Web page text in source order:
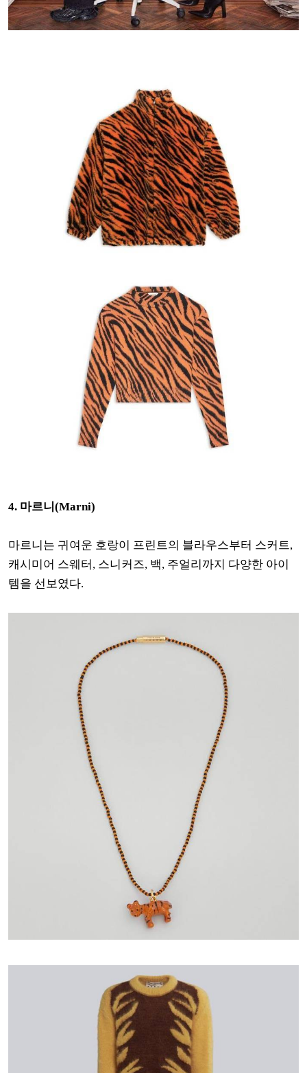
4. 마르니(Marni)
마르니는 귀여운 호랑이 프린트의 블라우스부터 스커트,
캐시미어 스웨터, 스니커즈, 백, 주얼리까지 다양한 아이
템을 선보였다.